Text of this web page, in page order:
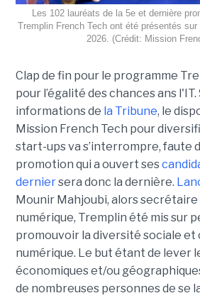
Les 102 lauréats de la 5e et dernière
Tremplin French Tech ont été présentés
2026. (Crédit: Mission
Clap de fin pour le programme
pour l’égalité des chances ans l'IT.
informations de la Tribune, le
Mission French Tech pour
start-ups va s’interrompre, faute
promotion qui a ouvert ses
derniersera donc la dernière.
Mounir Mahjoubi, alors secrétaire
numérique, Tremplin été mis sur
promouvoir la diversité sociale et
numérique. Le but étant de lever
économiques et/ou
de nombreuses personnes de se